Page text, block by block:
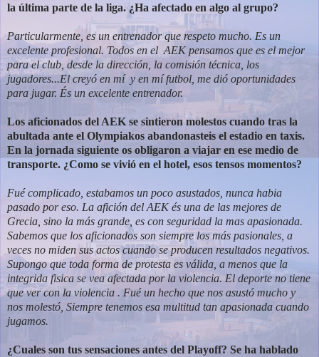
la última parte de la liga. ¿Ha afectado en algo al grupo?
Particularmente, es un entrenador que respeto mucho. Es un
excelente profesional. Todos en el AEK pensamos que es el mejor
para el club, desde la dirección, la comisión técnica, los
jugadores...El creyó en míy en mí futbol, me dió oportunidades
para jugar. És un excelente entrenador.
Los aficionados del AEK se sintieron molestos cuando tras la
abultada ante el Olympiakos abandonasteis el estadio en taxis.
En la jornada siguiente os obligaron a viajar en ese medio de
transporte. ¿Como se vivió en el hotel, esos tensos momentos?
Fué complicado, estabamos un poco asustados, nunca habia
pasado por eso. La afición del AEK és una de las mejores de
Grecia, sino la más grande, es con seguridad la mas apasionada.
Sabemos que los aficionados son siempre los más pasionales, a
veces no miden sus actos cuando se producen resultados negativos.
Supongo que toda forma de protesta es válida, a menos que la
integrida fisica se vea afectada por la violencia. El deporte no tiene
que ver con la violencia . Fué un hecho que nos asustó mucho y
nos molestó, Siempre tenemos esa multitud tan apasionada cuando
jugamos.
¿Cuales son tus sensaciones antes del Playoff? Se ha hablado